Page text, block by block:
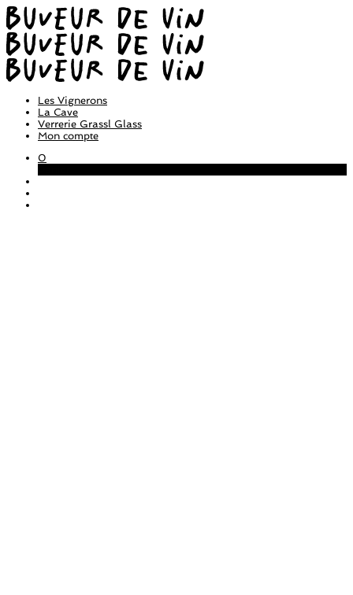
Les Vignerons
La Cave
Verrerie Grassl Glass
Mon compte
0